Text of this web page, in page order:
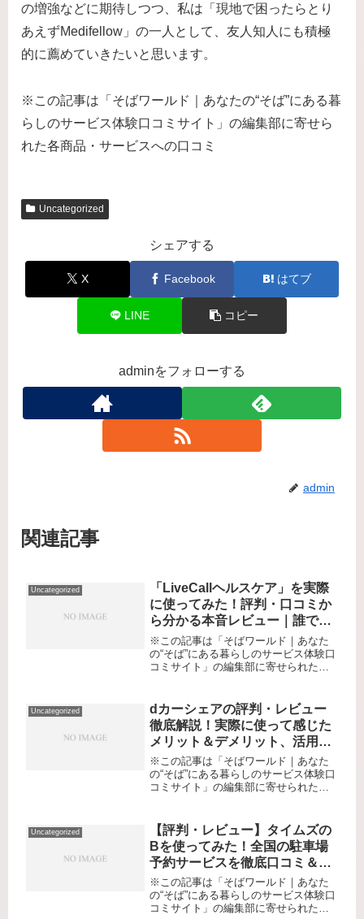
の増強などに期待しつつ、私は「現地で困ったらとり
あえずMedifellow」の一人として、友人知人にも積極
的に薦めていきたいと思います。
※この記事は「そばワールド｜あなたの“そば”にある暮
らしのサービス体験口コミサイト」の編集部に寄せら
れた各商品・サービスへの口コミ
Uncategorized
シェアする
X Facebook はてブ
LINE コピー
adminをフォローする
admin
関連記事
Uncategorized
「LiveCallヘルスケア」を実際
に使ってみた！評判・口コミか
ら分かる本音レビュー｜誰でも
簡単、医療の距離をゼロにする
遠隔診療サービス
※この記事は「そばワールド｜あなた
の“そば”にある暮らしのサービス体験口
コミサイト」の編集部に寄せられた各
齢の親の受診が心配…遠くに住んでい
るから通院させるのが大変」。こん...
Uncategorized
dカーシェアの評判・レビュー
徹底解説！実際に使って感じた
メリット＆デメリット、活用シ
ーンまで本音口コミ
※この記事は「そばワールド｜あなた
の“そば”にある暮らしのサービス体験口
コミサイト」の編集部に寄せられた各
駐車場代が重い」「たまの遠出や送
迎、旅行の時だけクルマが必要にな
る...
Uncategorized
【評判・レビュー】タイムズの
Bを使ってみた！全国の駐車場
予約サービスを徹底口コミ＆感
想
※この記事は「そばワールド｜あなた
の“そば”にある暮らしのサービス体験口
コミサイト」の編集部に寄せられた各